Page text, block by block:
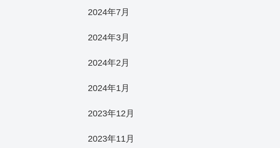
2024年7月
2024年3月
2024年2月
2024年1月
2023年12月
2023年11月